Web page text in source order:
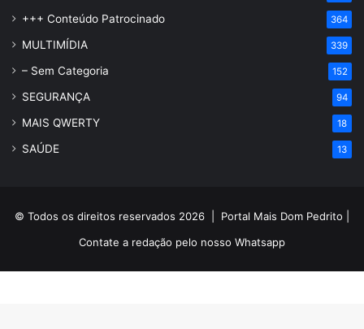
+++ Conteúdo Patrocinado 364
MULTIMÍDIA 339
– Sem Categoria 152
SEGURANÇA 94
MAIS QWERTY 18
SAÚDE 13
© Todos os direitos reservados 2026 | Portal Mais Dom Pedrito
Contate a redação pelo nosso Whatsapp